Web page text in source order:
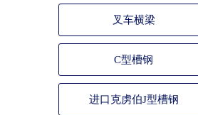
叉车横梁
C型槽钢
进口克虏伯J型槽钢